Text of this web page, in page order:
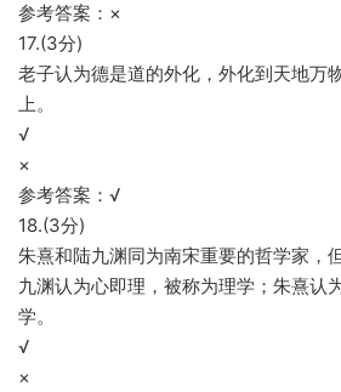
参考答案：×
17.(3分)
老子认为德是道的外化，外化到天地万
上。
√
×
参考答案：√
18.(3分)
朱熹和陆九渊同为南宋重要的哲学家，
九渊认为心即理，被称为理学；朱熹认
学。
√
×